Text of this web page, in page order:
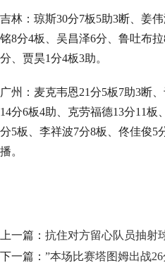
吉林：琼斯30分7板5助3断、姜
铭8分4板、吴昌泽6分、鲁吐布
分、贾昊1分4板3助。
广州：麦克韦恩21分5板7助3断
14分6板4助、克劳福德13分11板
分5板、李祥波7分8板、佟佳俊5
播。
上一篇： 抗住对方留心队员抽射
下一篇： ”本场比赛塔图姆出战